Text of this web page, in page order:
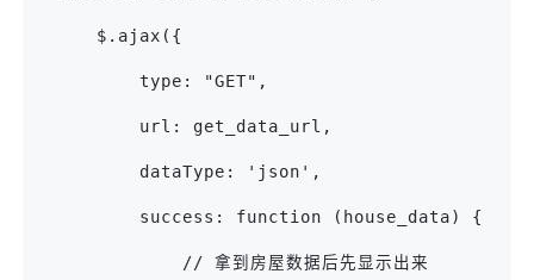
     $.ajax({
         type: "GET",
         url: get_data_url,
         dataType: 'json',
         success: function (house_data) {
             // 拿到房屋数据后先显示出来